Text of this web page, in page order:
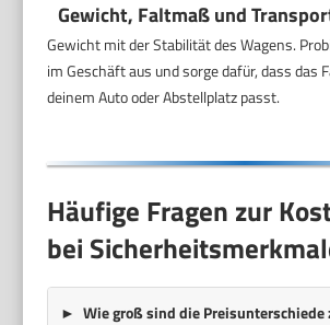
Gewicht, Faltmaß und
Gewicht mit der Stabilität des Wagens.
im Geschäft aus und sorge dafür, dass das
deinem Auto oder Abstellplatz passt.
Häufige Fragen zur
bei
Wie groß sind die Preisunterschiede